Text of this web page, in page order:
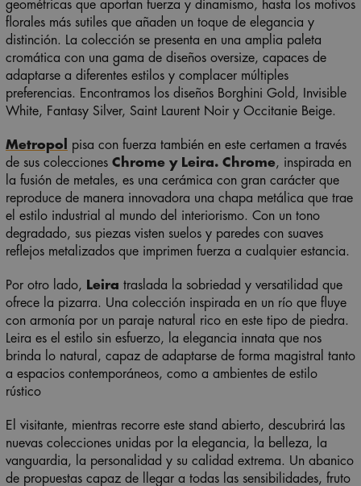
geométricas que aportan fuerza y dinamismo, hasta los motivos
florales más sutiles que añaden un toque de elegancia y
distinción. La colección se presenta en una amplia paleta
cromática con una gama de diseños oversize, capaces de
adaptarse a diferentes estilos y complacer múltiples
preferencias. Encontramos los diseños Borghini Gold, Invisible
White, Fantasy Silver, Saint Laurent Noir y Occitanie Beige.
Metropol
pisa con fuerza también en este certamen a través
de sus colecciones Chrome y Leira. Chrome, inspirada en
la fusión de metales, es una cerámica con gran carácter que
reproduce de manera innovadora una chapa metálica que trae
el estilo industrial al mundo del interiorismo. Con un tono
degradado, sus piezas visten suelos y paredes con suaves
reflejos metalizados que imprimen fuerza a cualquier estancia.
Por otro lado, Leira traslada la sobriedad y versatilidad que
ofrece la pizarra. Una colección inspirada en un río que fluye
con armonía por un paraje natural rico en este tipo de piedra.
Leira es el estilo sin esfuerzo, la elegancia innata que nos
brinda lo natural, capaz de adaptarse de forma magistral tanto
a espacios contemporáneos, como a ambientes de estilo
rústico
El visitante, mientras recorre este stand abierto, descubrirá las
nuevas colecciones unidas por la elegancia, la belleza, la
vanguardia, la personalidad y su calidad extrema. Un abanico
de propuestas capaz de llegar a todas las sensibilidades, fruto